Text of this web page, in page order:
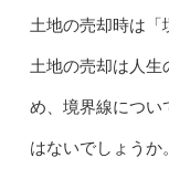
土地の売却時は「
土地の売却は人生
め、境界線につい
はないでしょうか。